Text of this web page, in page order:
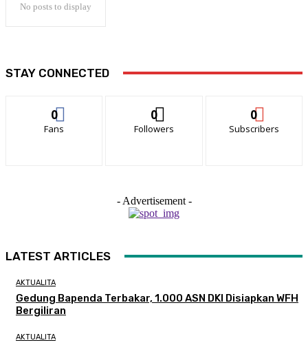
No posts to display
STAY CONNECTED
0
Fans
0
Followers
0
Subscribers
- Advertisement -
LATEST ARTICLES
AKTUALITA
Gedung Bapenda Terbakar, 1.000 ASN DKI Disiapkan WFH
Bergiliran
AKTUALITA